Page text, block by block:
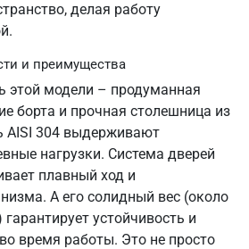
делая работу
и преимущества
этой модели – продуманная
борта и прочная столешница из
AISI 304 выдерживают
нагрузки. Система дверей
плавный ход и
А его солидный вес (около
устойчивость и
время работы. Это не просто